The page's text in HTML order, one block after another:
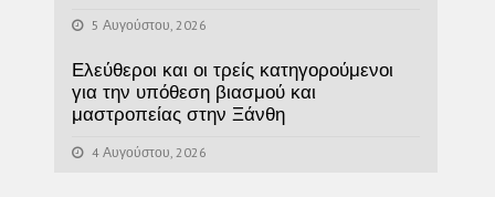
5 Αυγούστου, 2026
Ελεύθεροι και οι τρείς κατηγορούμενοι
για την υπόθεση βιασμού και
μαστροπείας στην Ξάνθη
4 Αυγούστου, 2026